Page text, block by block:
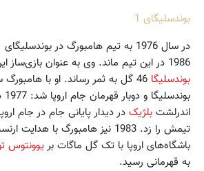
بوندسلیگای 1
1986 در این تیم ماند. وی به عنوان بازی‌ساز این تیم، در 306 بازی
بوندسلیگا
46 گل به ثمر رساند. او با
اندرلشت بلژیک در دیدار پایانی جام در جام
تیمش را زد. 1983 نیز هامبورگ با
باشگاه‌های اروپا با تک گل ماگات بر یوونتوس
به قهرمانی رسید.